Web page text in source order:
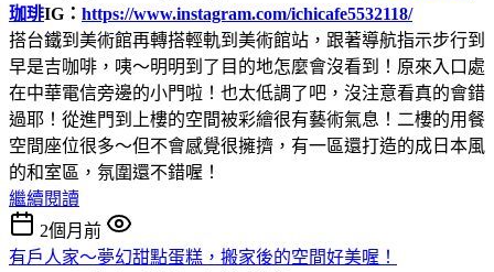
珈琲IG： https://www.instagram.com/ichicafe5532118/
搭台鐵到美術館再轉搭輕軌到美術館站，跟著導航指示步行到
早是吉咖啡，咦～明明到了目的地怎麼會沒看到！原來入口處
在中華電信旁邊的小門啦！也太低調了吧，沒注意看真的會錯
過耶！從進門到上樓的空間被彩繪很有藝術氣息！二樓的用餐
空間座位很多～但不會感覺很擁擠，有一區還打造的成日本風
的和室區，氛圍還不錯喔！
繼續閱讀
2個月前
有戶人家～夢幻甜點蛋糕，搬家後的空間好美喔！